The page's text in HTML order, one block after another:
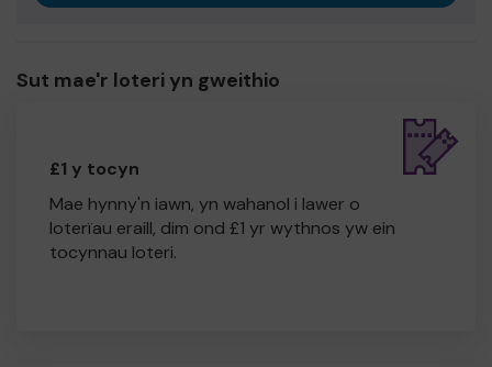
Sut mae'r loteri yn gweithio
£1 y tocyn
Mae hynny'n iawn, yn wahanol i lawer o
loterïau eraill, dim ond £1 yr wythnos yw ein
tocynnau loteri.